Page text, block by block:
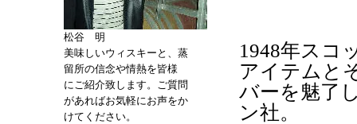
松谷 明
美味しいウィスキーと、蒸
留所の信念や情熱を皆様
にご紹介致します。ご質問
があればお気軽にお声をか
けてください。
1948年スコ
アイテムと
バーを魅了
ン社。